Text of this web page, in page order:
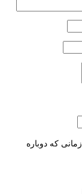
که دوباره